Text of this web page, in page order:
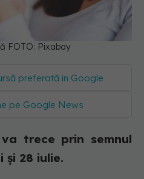
FOTO: Pixabay
preferată în Google
pe Google News
trece prin semnul
și 28 iulie.